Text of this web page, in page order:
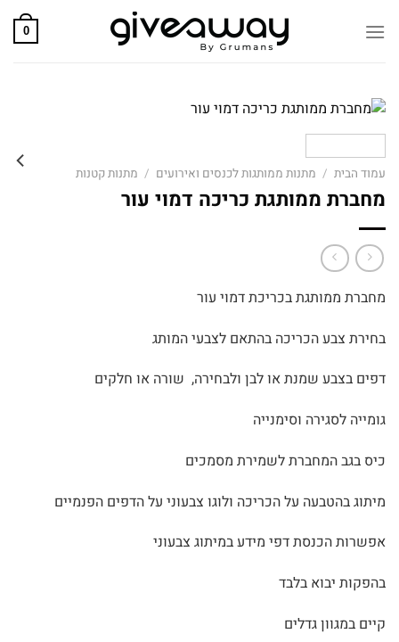
0
עמוד הבית / מתנות ממותגות לכנסים ואירועים / מתנות קטנות
מחברת ממותגת כריכה דמוי עור
מחברת ממותגת בכריכת דמוי עור
בחירת צבע הכריכה בהתאם לצבעי המותג
דפים בצבע שמנת או לבן ולבחירה, שורה או חלקים
גומייה לסגירה וסימנייה
כיס בגב המחברת לשמירת מסמכים
מיתוג בהטבעה על הכריכה ולוגו צבעוני על הדפים הפנמיים
אפשרות הכנסת דפי מידע במיתוג צבעוני
בהפקות יבוא בלבד
קיים במגוון גדלים